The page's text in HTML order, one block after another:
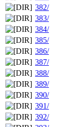
382/
383/
384/
385/
386/
387/
388/
389/
390/
391/
392/